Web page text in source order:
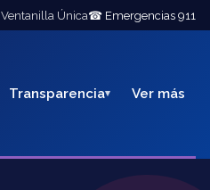
Ventanilla Única☎ Emergencias 911
Transparencia Ver más